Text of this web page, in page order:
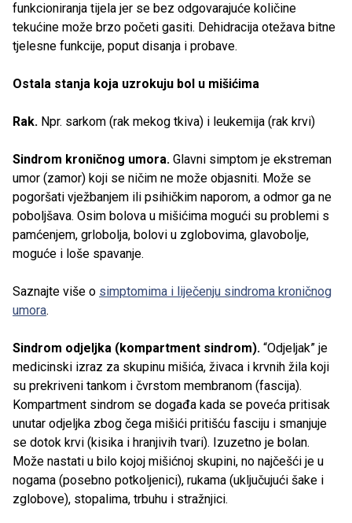
funkcioniranja tijela jer se bez odgovarajuće količine
tekućine može brzo početi gasiti. Dehidracija otežava bitne
tjelesne funkcije, poput disanja i probave.
Ostala stanja koja uzrokuju bol u mišićima
Rak. Npr. sarkom (rak mekog tkiva) i leukemija (rak krvi)
Sindrom kroničnog umora. Glavni simptom je ekstreman
umor (zamor) koji se ničim ne može objasniti. Može se
pogoršati vježbanjem ili psihičkim naporom, a odmor ga ne
poboljšava. Osim bolova u mišićima mogući su problemi s
pamćenjem, grlobolja, bolovi u zglobovima, glavobolje,
moguće i loše spavanje.
Saznajte više o simptomima i liječenju sindroma kroničnog
umora.
Sindrom odjeljka (kompartment sindrom). “Odjeljak” je
medicinski izraz za skupinu mišića, živaca i krvnih žila koji
su prekriveni tankom i čvrstom membranom (fascija).
Kompartment sindrom se događa kada se poveća pritisak
unutar odjeljka zbog čega mišići pritišću fasciju i smanjuje
se dotok krvi (kisika i hranjivih tvari). Izuzetno je bolan.
Može nastati u bilo kojoj mišićnoj skupini, no najčešći je u
nogama (posebno potkoljenici), rukama (uključujući šake i
zglobove), stopalima, trbuhu i stražnjici.